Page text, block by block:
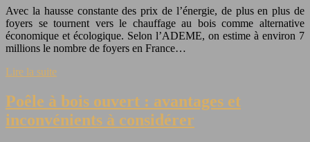
Avec la hausse constante des prix de l’énergie, de plus en plus de
foyers se tournent vers le chauffage au bois comme alternative
économique et écologique. Selon l’ADEME, on estime à environ 7
millions le nombre de foyers en France…
Lire la suite
Poêle à bois ouvert : avantages et
inconvénients à considérer